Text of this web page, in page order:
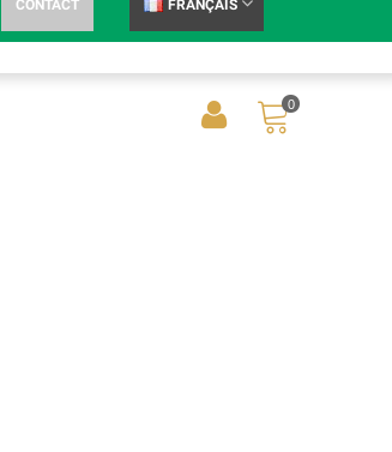
CONTACT FRANÇAIS
0